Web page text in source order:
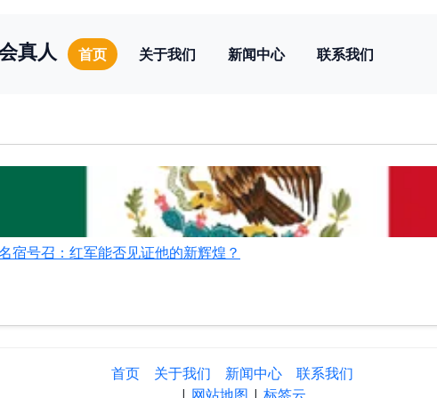
真人 首页 关于我们 新闻中心 联系我们
宿号召：红军能否见证他的新辉煌？
首页 关于我们 新闻中心
联系我们